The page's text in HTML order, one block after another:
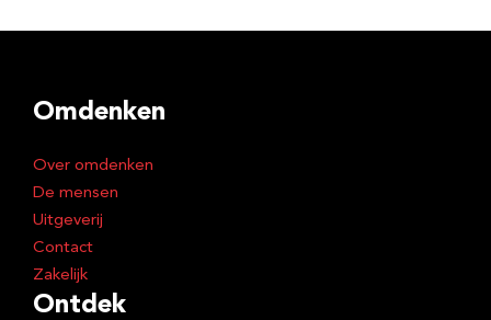
Omdenken
Over omdenken
De mensen
Uitgeverij
Contact
Zakelijk
Ontdek